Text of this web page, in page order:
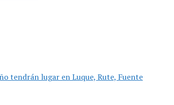
tendrán lugar en Luque, Rute, Fuente